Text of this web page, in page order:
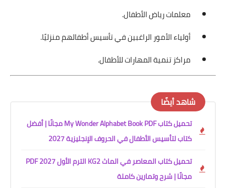
معلمات رياض الأطفال.
أولياء الأمور الراغبين في تأسيس أطفالهم منزليًا.
مراكز تنمية المهارات للأطفال.
شاهد أيضًا
تحميل كتاب My Wonder Alphabet Book PDF مجانًا | أفضل
كتاب لتأسيس الأطفال في الحروف الإنجليزية 2027
تحميل كتاب المعاصر في الماث KG2 الترم الأول 2027 PDF
مجانًا | شرح وتمارين كاملة